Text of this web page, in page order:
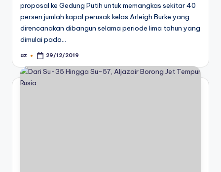
proposal ke Gedung Putih untuk memangkas sekitar 40
persen jumlah kapal perusak kelas Arleigh Burke yang
direncanakan dibangun selama periode lima tahun yang
dimulai pada…
Posted
az 29/12/2019